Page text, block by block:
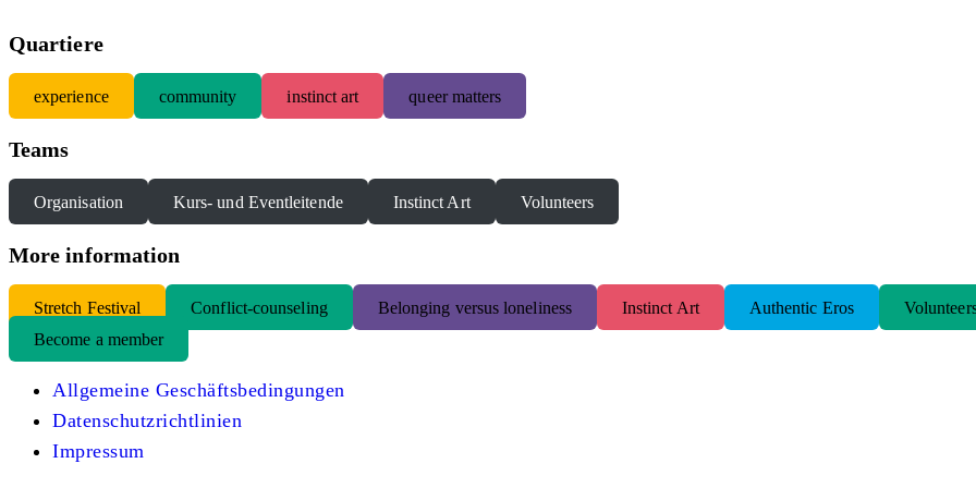
Quartiere
experience community instinct art queer matters
Teams
Organisation Kurs- und Eventleitende Instinct Art Volunteers
More information
Stretch Festival Conflict-counseling Belonging versus loneliness Instinct Art Authentic Eros
Become a member
Allgemeine Geschäftsbedingungen
Datenschutzrichtlinien
Impressum